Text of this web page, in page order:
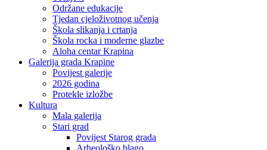
Održane edukacije
Tjedan cjeloživotnog učenja
Škola slikanja i crtanja
Škola rocka i moderne glazbe
Aloha centar Krapina
Galerija grada Krapine
Povijest galerije
2026 godina
Protekle izložbe
Kultura
Mala galerija
Stari grad
Povijest Starog grada
Arheološko blago